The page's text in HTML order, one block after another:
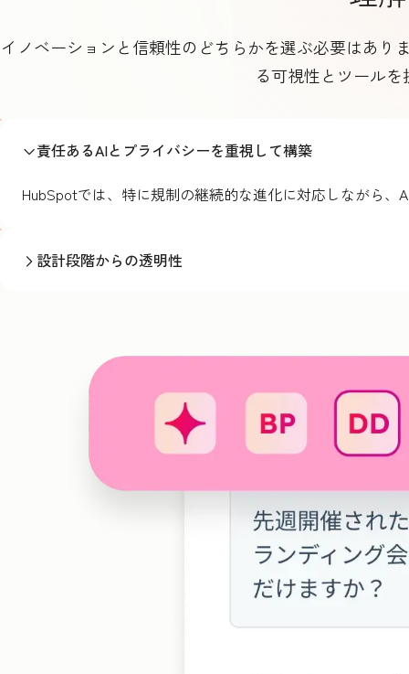
イノベーションと信頼性のどちらかを選ぶ必要はあ
る可視性とツール
責任あるAIとプライバシーを重視して構築
HubSpotでは、特に規制の継続的な進化に対応しながら
設計段階からの透明性